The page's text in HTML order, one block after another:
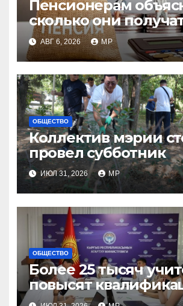
Пенсионерам
сколько они
индексации
АВГ 6, 2026 MP
ОБЩЕСТВО
Коллектив мэрии
провел субботник
ИЮЛ 31, 2026 MP
ОБЩЕСТВО
Более 25 тысяч
повысят